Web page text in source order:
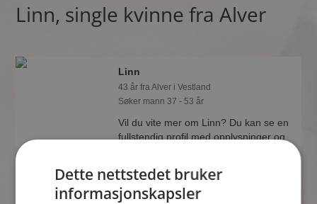
Linn, single kvinne fra Alver
Linn
43 år fra Alver i Vestland
Søker mann 37 - 53 år
Vil du vite mer om Linn? Du kan se en
fullstendig profil med opplysninger og
Dette nettstedet bruker
informasjonskapsler